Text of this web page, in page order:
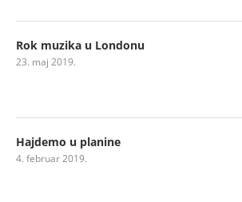
Rok muzika u Londonu
23. maj 2019.
Hajdemo u planine
4. februar 2019.